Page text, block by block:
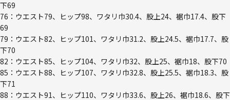
下69
76：ウエスト79、ヒップ98、ワタリ巾30.4、股上24、裾巾17.4、股下
69
79：ウエスト82、ヒップ101、ワタリ巾31.2、股上24.5、裾巾17.7、股
下70
82：ウエスト85、ヒップ104、ワタリ巾32、股上25、裾巾18、股下70
85：ウエスト88、ヒップ107、ワタリ巾32.8、股上25.5、裾巾18.3、股
下71
88：ウエスト91、ヒップ110、ワタリ巾33.6、股上26、裾巾18.6、股下